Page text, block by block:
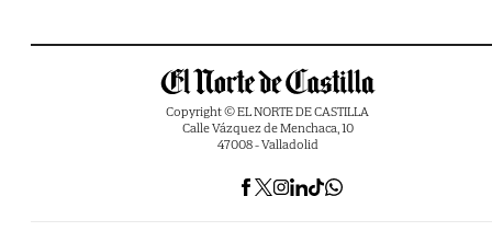
Copyright © EL NORTE DE CASTILLA
Calle Vázquez de Menchaca, 10
47008 - Valladolid